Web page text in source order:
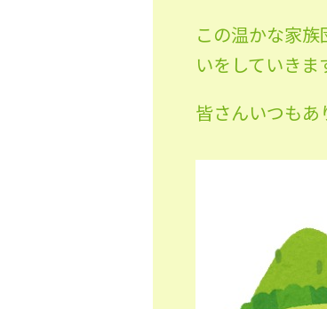
この温かな家
いをしていきま
皆さんいつもあ